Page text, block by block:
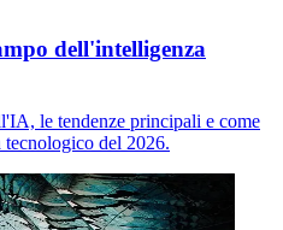
dell'intelligenza
le tendenze principali e come
tecnologico del 2026.